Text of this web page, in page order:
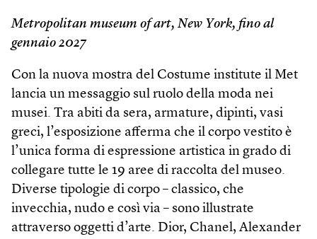
Metropolitan museum of art, New York, fino al
gennaio 2027
Con la nuova mostra del Costume institute il Met
lancia un messaggio sul ruolo della moda nei
musei. Tra abiti da sera, armature, dipinti, vasi
greci, l’esposizione afferma che il corpo vestito è
l’unica forma di espressione artistica in grado di
collegare tutte le 19 aree di raccolta del museo.
Diverse tipologie di corpo – classico, che
invecchia, nudo e così via – sono illustrate
attraverso oggetti d’arte. Dior, Chanel, Alexander